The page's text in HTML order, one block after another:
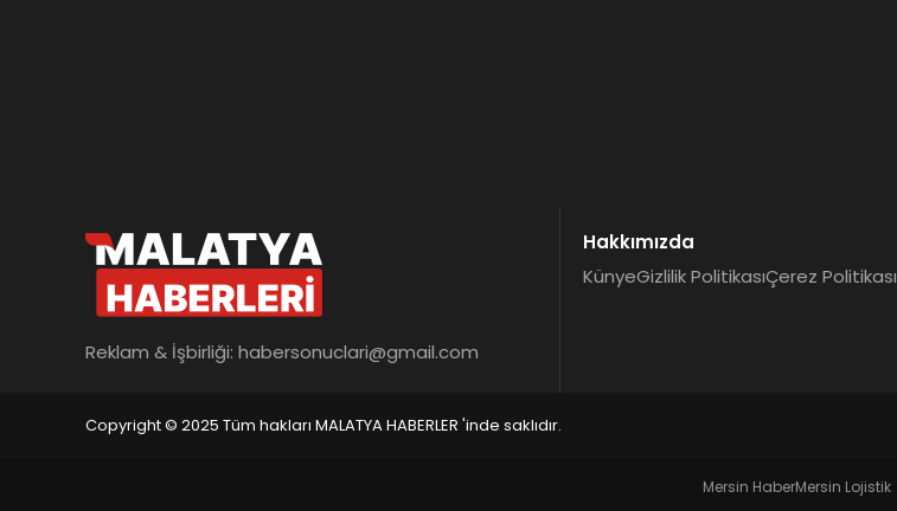
Reklam & İşbirliği: habersonuclari@gmail.com
Hakkımızda
KünyeGizlilik PolitikasıÇerez Politikası
Copyright © 2025 Tüm hakları MALATYA HABERLER 'inde saklıdır.
Mersin HaberMersin Lojistik